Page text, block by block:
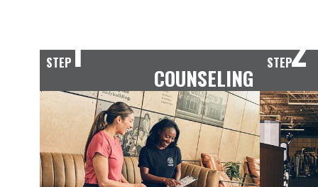
STEP1
COUNSELING
STEP2